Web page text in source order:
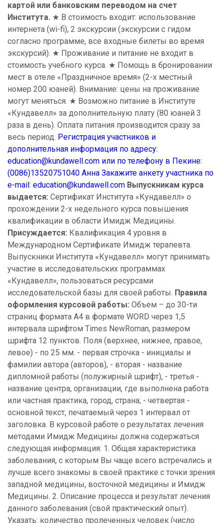
картой или банковским переводом на счет
Института. ★ В стоимость входит: использование
интернета (wi-fi), 2 экскурсии (экскурсии с гидом
согласно программе, все входные билеты во время
экскурсий). ★ Проживание и питание не входит в
стоимость учебного курса. ★ Помощь в бронировании
мест в отеле «Праздничное время» (2-х местный
номер 200 юаней). Внимание: цены на проживание
могут меняться. ★ Возможно питание в Институте
«Кундавелл» за дополнительную плату (80 юаней 3
раза в день). Оплата питания производится сразу за
весь период. Регистрация участников и
дополнительная информация по адресу:
education@kundawell.com или по телефону в Пекине:
(0086)13520751040 Анна Закажите анкету участника по
e-mail: education@kundawell.com Выпускникам курса
выдается: Сертификат Института «Кундавелл» о
прохождении 2-х недельного курса повышения
квалификации в области Имидж Медицины.
Присуждается: Квалификация 4 уровня в
Международном Сертификате Имидж терапевта.
Выпускники Института «Кундавелл» могут принимать
участие в исследовательских программах
«Кундавелл», пользоваться ресурсами
исследовательской базы для своей работы. Правила
оформления курсовой работы: Объем – до 30-ти
страниц формата А4 в формате WORD через 1,5
интервала шрифтом Times NewRoman, размером
шрифта 12 пунктов. Поля (верхнее, нижнее, правое,
левое) - по 25 мм. - первая строчка - инициалы и
фамилии автора (авторов), - вторая - название
дипломной работы (полужирный шрифт), - третья -
название центра, организации, где выполнена работа
или частная практика, город, страна; - четвертая -
основной текст, печатаемый через 1 интервал от
заголовка. В курсовой работе о результатах лечения
методами Имидж Медицины должна содержаться
следующая информация: 1. Общая характеристика
заболевания, с которым Вы чаще всего встречались и
лучше всего знакомы в своей практике с точки зрения
западной медицины, восточной медицины и Имидж
Медицины. 2. Описание процесса и результат лечения
данного заболевания (свой практический опыт).
Указать: количество пролеченных человек (число